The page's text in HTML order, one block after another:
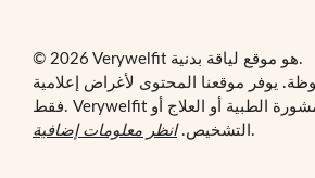
© 2026 Verywelfit هو موقع لياقة بدنية.
يوفر موقعنا المحتوى لأغراض إعلامية
فقط. Verywelfit ليس بديلاً عن المشورة الطبية أو العلاج أو
التشخيص.انظر معلومات إضافية .